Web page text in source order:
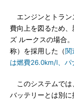
エンジンとトラン
費向上を図るため
ズ ルークスの場合
称）を採用した（関
は燃費26.0km/l、パ
このシステムでは
バッテリーとは別に